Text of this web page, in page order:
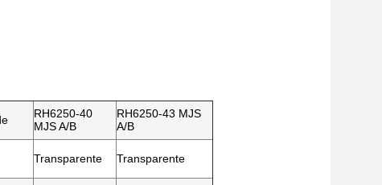
RH6250-40
MJS A/B
RH6250-43 MJS
A/B
Transparente Transparente